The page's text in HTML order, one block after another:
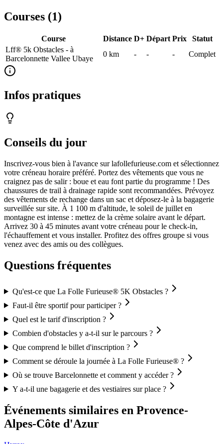
Courses (1)
Course Distance D+ Départ Prix
Statut
Lff® 5k Obstacles - à
Barcelonnette Vallee Ubaye
0 km - - - Complet
Infos pratiques
Conseils du jour
Inscrivez-vous bien à l'avance sur lafollefurieuse.com et sélectionnez
votre créneau horaire préféré. Portez des vêtements que vous ne
craignez pas de salir : boue et eau font partie du programme ! Des
chaussures de trail à drainage rapide sont recommandées. Prévoyez
des vêtements de rechange dans un sac et déposez-le à la bagagerie
surveillée sur site. À 1 100 m d'altitude, le soleil de juillet en
montagne est intense : mettez de la crème solaire avant le départ.
Arrivez 30 à 45 minutes avant votre créneau pour le check-in,
l'échauffement et vous installer. Profitez des offres groupe si vous
venez avec des amis ou des collègues.
Questions fréquentes
Qu'est-ce que La Folle Furieuse® 5K Obstacles ?
Faut-il être sportif pour participer ?
Quel est le tarif d'inscription ?
Combien d'obstacles y a-t-il sur le parcours ?
Que comprend le billet d'inscription ?
Comment se déroule la journée à La Folle Furieuse® ?
Où se trouve Barcelonnette et comment y accéder ?
Y a-t-il une bagagerie et des vestiaires sur place ?
Événements similaires en Provence-
Alpes-Côte d'Azur